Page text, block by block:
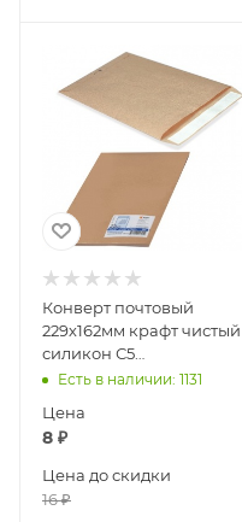
Конверт почтовый
229х162мм крафт чистый
силикон С5
П-161151/357,123108/1836631
Есть в наличии: 1131
Цена
8 ₽
Цена до скидки
16₽